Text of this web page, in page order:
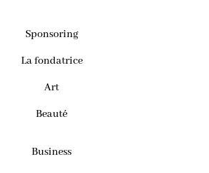
Sponsoring
La fondatrice
Art
Beauté
Business